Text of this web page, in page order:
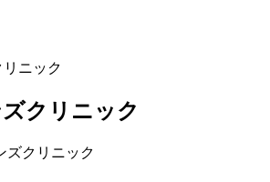
ニック
クリニック